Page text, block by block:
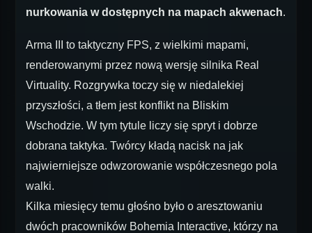
nurkowania w dostępnych na mapach akwenach.
Arma III to taktyczny FPS, z wielkimi mapami,
renderowanymi przez nową wersję silnika Real
Virtuality. Rozgrywka toczy się w niedalekiej
przyszłości, a tłem jest konflikt na Bliskim
Wschodzie. W tym tytule liczy się spryt i dobrze
dobrana taktyka. Twórcy kładą nacisk na jak
najwierniejsze odwzorowanie współczesnego pola
walki.
Kilka miesięcy temu głośno było o aresztowaniu
dwóch pracowników Bohemia Interactive, którzy na